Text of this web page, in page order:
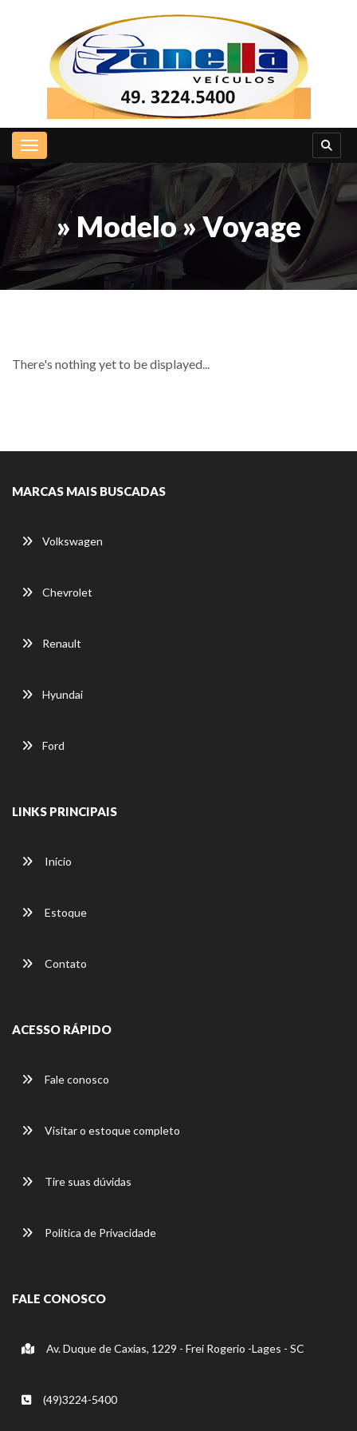
Toggle navigation
» Modelo » Voyage
There's nothing yet to be displayed...
MARCAS MAIS BUSCADAS
Volkswagen
Chevrolet
Renault
Hyundai
Ford
LINKS PRINCIPAIS
Início
Estoque
Contato
ACESSO RÁPIDO
Fale conosco
Visitar o estoque completo
Tire suas dúvidas
Política de Privacidade
FALE CONOSCO
Av. Duque de Caxias, 1229 - Frei Rogerio -Lages - SC
(49)3224-5400